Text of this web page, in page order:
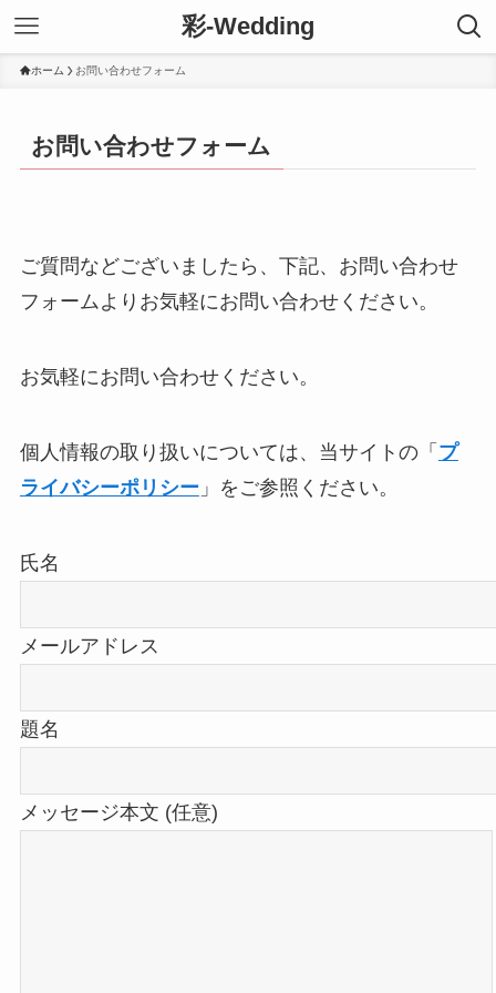
彩-Wedding
ホーム お問い合わせフォーム
お問い合わせフォーム
ご質問などございましたら、下記、お問い合わせ
フォームよりお気軽にお問い合わせください。
お気軽にお問い合わせください。
個人情報の取り扱いについては、当サイトの「 プ
ライバシーポリシー」をご参照ください。
氏名
メールアドレス
題名
メッセージ本文 (任意)